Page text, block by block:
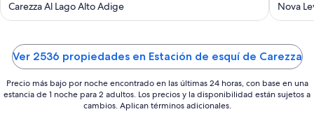
Carezza Al Lago Alto Adige
rose
Alps
Nova
Ver 2536 propiedades en Estación de esquí de Carezza
Precio más bajo por noche encontrado en las últimas 24 horas, con base en una
estancia de 1 noche para 2 adultos. Los precios y la disponibilidad están sujetos a
cambios. Aplican términos adicionales.